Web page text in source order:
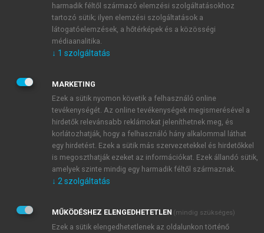
JELSZÓ
JELSZÓ ÚJRA
Kérek értesítést a MeRSZ újdonságairól, akcióiról.
Kérek értesítést az Akadémiai Kiadó Zrt. újdonságairól,
Adatkezelési tájékoztatóbanfoglaltakat tudomásul
veszem és elfogadom.
harmadik féltől származó elemzési szolgáltatásokhoz
tartozó sütik; ilyen elemzési szolgáltatások a
látogatóelemzések, a hőtérképek és a közösségi
médiaanalitika.
↓ 1 szolgáltatás
MARKETING
Ezek a sütik nyomon követik a felhasználó online
tevékenységét. Az online tevékenységek megismerésével a
hirdetők relevánsabb reklámokat jeleníthetnek meg, és
korlátozhatják, hogy a felhasználó hány alkalommal láthat
egy hirdetést. Ezek a sütik más szervezetekkel és hirdetőkkel
is megoszthatják ezeket az információkat. Ezek állandó sütik,
amelyek szinte mindig egy harmadik féltől származnak.
↓ 2 szolgáltatás
MŰKÖDÉSHEZ ELENGEDHETETLEN (mindig szükséges)
Ezek a sütik elengedhetetlenek az oldalunkon történő